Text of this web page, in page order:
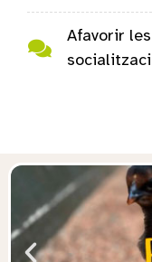
Afavorir